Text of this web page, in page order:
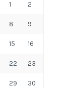
1 2
8 9
15 16
22 23
29 30